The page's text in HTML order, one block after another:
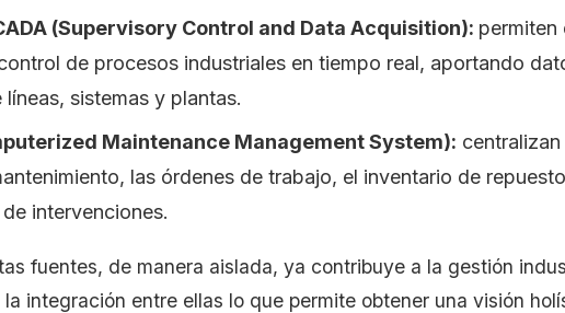
(Supervisory Control and Data Acquisition): permiten
de procesos industriales en tiempo real, aportando
sistemas y plantas.
Maintenance Management System): centralizan
las órdenes de trabajo, el inventario de
intervenciones.
fuentes, de manera aislada, ya contribuye a la gestión
la integración entre ellas lo que permite obtener una visión